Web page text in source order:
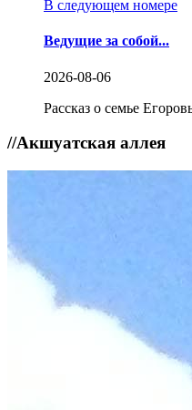
В следующем номере
Ведущие за собой...
2026-08-06
Рассказ о семье
//Акшуатская аллея